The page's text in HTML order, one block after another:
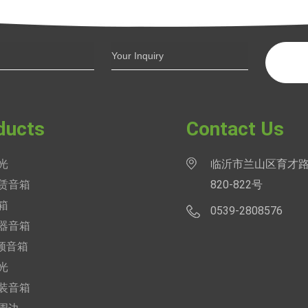
音箱
音箱
音箱
音箱
Contact Us
临沂市兰山区育才
820-822号
0539-2808576